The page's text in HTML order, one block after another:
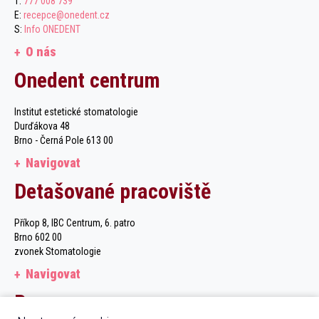
E: recepce@onedent.cz
S: Info ONEDENT
O nás
Onedent centrum
Institut estetické stomatologie
Durďákova 48
Brno - Černá Pole 613 00
Navigovat
Detašované pracoviště
Příkop 8, IBC Centrum, 6. patro
Brno 602 00
zvonek Stomatologie
Navigovat
Recepce